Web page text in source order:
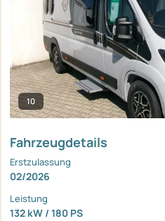
10
Fahrzeugdetails
Erstzulassung
02/2026
Leistung
132 kW / 180 PS